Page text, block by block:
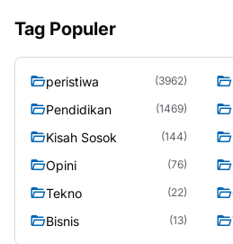
Tag Populer
peristiwa (3962)
Pendidikan (1469)
Kisah Sosok (144)
Opini (76)
Tekno (22)
Bisnis (13)